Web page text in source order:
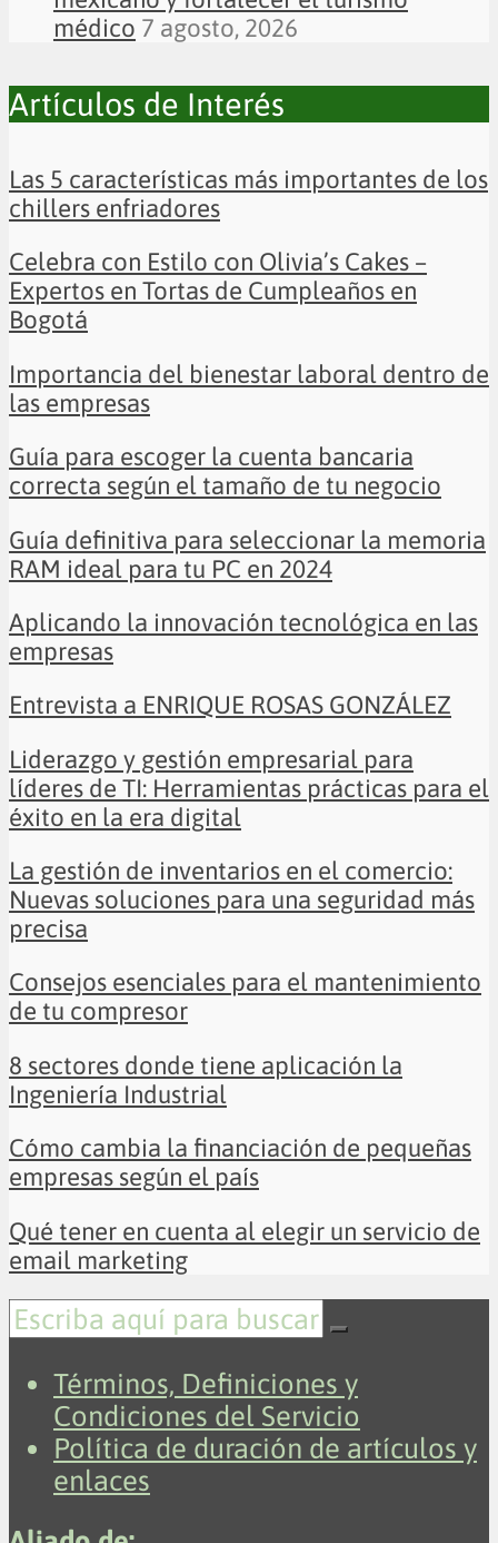
médico 7 agosto, 2026
Artículos de Interés
Las 5 características más importantes de los
chillers enfriadores
Celebra con Estilo con Olivia’s Cakes –
Expertos en Tortas de Cumpleaños en
Bogotá
Importancia del bienestar laboral dentro de
las empresas
Guía para escoger la cuenta bancaria
correcta según el tamaño de tu negocio
Guía definitiva para seleccionar la memoria
RAM ideal para tu PC en 2024
Aplicando la innovación tecnológica en las
empresas
Entrevista a ENRIQUE ROSAS GONZÁLEZ
Liderazgo y gestión empresarial para
líderes de TI: Herramientas prácticas para el
éxito en la era digital
La gestión de inventarios en el comercio:
Nuevas soluciones para una seguridad más
precisa
Consejos esenciales para el mantenimiento
de tu compresor
8 sectores donde tiene aplicación la
Ingeniería Industrial
Cómo cambia la financiación de pequeñas
empresas según el país
Qué tener en cuenta al elegir un servicio de
email marketing
Términos, Definiciones y
Condiciones del Servicio
Política de duración de artículos y
enlaces